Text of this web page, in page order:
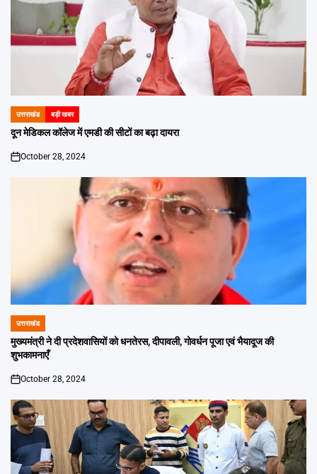
POSTED
IN
उत्तराखंड बड़ी खबर
दून मेडिकल कॉलेज में एमडी की सीटों का बढ़ा दायरा
on
October 28, 2024
POSTED
IN
उत्तराखंड
मुख्यमंत्री ने दी प्रदेशवासियों को धनतेरस, दीपावली, गोवर्धन पूजा एवं भैयादूज की
शुभकामनाएँ
on
October 28, 2024